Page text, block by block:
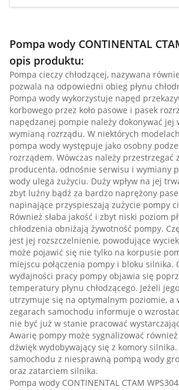
Pompa wody CONTINENTAL
opis produktu:
Pompa cieczy chłodzącej, nazywana
pozwala na odpowiedni obieg płynu
Pompa wody wykorzystuje napęd
korbowego przez koło pasowe i pasek
napędzanej pompie należy dokonywać jej
wymianą rozrządu. W niektórych
pompa wody występuje jako osobny
rozrządem. Wówczas należy przestrzegać
producenta, odnośnie serwisu i wymiany
wody ulega zużyciu. Duży wpływ na jej
zbyt luźny bądź za bardzo naprężony
napinające przyspieszają zużycie pompy
Również słaba jakość i zbyt niski poziom
chłodzenia obniżają żywotność pompy.
jest jej rozszczelnienie, powodujące
może pojawić się nie tylko na korpusie
miejscu połączenia pompy i bloku silnika.
wydajności pracy pompy objawia się
temperatury płynu chłodzącego. Jeżeli
utrzymuje się na optymalnym poziomie, a
zegarach samochodu informuje o
nie być już w stanie pracować
Awarię pompy może sygnalizować
dźwięk wydobywający się z komory
samochodu z niesprawną pompą wody
oraz zatarciem silnika.
Pompa wody CONTINENTAL CTAM